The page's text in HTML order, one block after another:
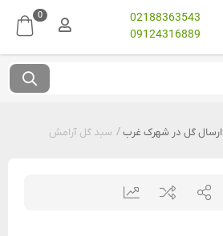
02188363543
09124316889
0
ارسال گل در شهرک غرب/ سبد گل آرامش